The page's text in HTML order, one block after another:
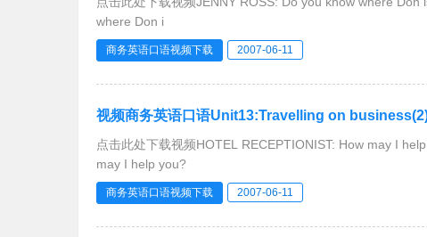
where Don i
商务英语口语视频下载 2007-06-11
视频商务英语口语Unit13:Travelling on
点击此处下载视频HOTEL RECEPTIONIST: How may I
may I help you?
商务英语口语视频下载 2007-06-11